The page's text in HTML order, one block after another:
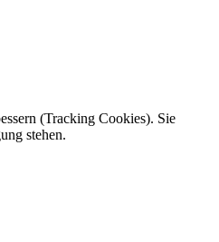
(Tracking Cookies). Sie
stehen.